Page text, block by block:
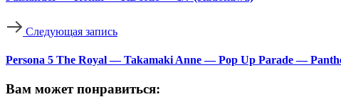
Следующая запись
Persona 5 The Royal — Takamaki Anne — Pop Up Parade —
Вам может понравиться: